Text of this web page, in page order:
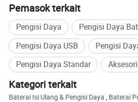
Pemasok terkait
Pengisi Daya
Pengisi Daya
Pengisi Daya USB
Pengisi
Pengisi Daya Standar
Kategori terkait
Baterai Isi Ulang & Pengisi Daya Baterai